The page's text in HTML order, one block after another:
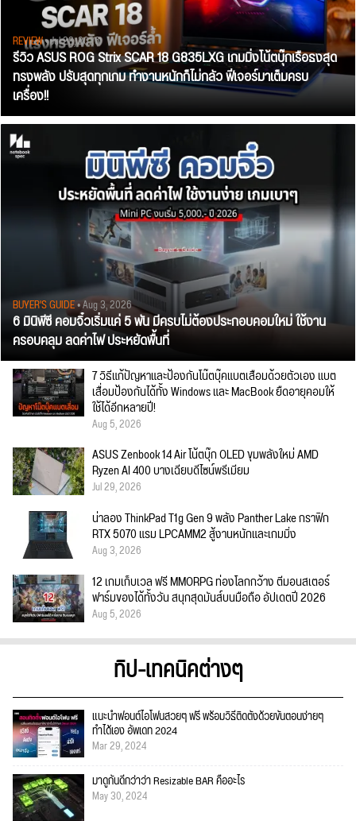
REVIEW• Jul 28, 2026
รีวิว ASUS ROG Strix SCAR 18 G835LXG เกมมิ่งโน้ตบุ๊กเรือธงสุด
ทรงพลัง ปรับสุดทุกเกม ทำงานหนักก็ไม่กลัว ฟีเจอร์มาเต็มครบ
เครื่อง!!
BUYER'S GUIDE• Aug 3, 2026
6 มินิพีซี คอมจิ๋วเริ่มแค่ 5 พัน มีครบไม่ต้องประกอบคอมใหม่ ใช้งาน
ครอบคลุม ลดค่าไฟ ประหยัดพื้นที่
7 วิธีแก้ปัญหาและป้องกันโน๊ตบุ๊คแบตเสื่อมด้วยตัวเอง แบต
เสื่อมป้องกันได้ทั้ง Windows และ MacBook ยืดอายุคอมให้
ใช้ได้อีกหลายปี!
Aug 5, 2026
ASUS Zenbook 14 Air โน้ตบุ๊ก OLED ขุมพลังใหม่ AMD
Ryzen AI 400 บางเฉียบดีไซน์พรีเมียม
Jul 29, 2026
น่าลอง ThinkPad T1g Gen 9 พลัง Panther Lake กราฟิก
RTX 5070 แรม LPCAMM2 สู้งานหนักและเกมมิ่ง
Aug 3, 2026
12 เกมเก็บเวล ฟรี MMORPG ท่องโลกกว้าง ตีมอนสเตอร์
ฟาร์มของได้ทั้งวัน สนุกสุดมันส์บนมือถือ อัปเดตปี 2026
Aug 5, 2026
ทิป-เทคนิคต่างๆ
แนะนำฟอนต์ไอโฟนสวยๆ ฟรี พร้อมวิธีติดตั้งด้วยขั้นตอนง่ายๆ
ทำได้เอง อัพเดท 2024
Mar 29, 2024
มาดูกันดีกว่าว่า Resizable BAR คืออะไร
May 30, 2024